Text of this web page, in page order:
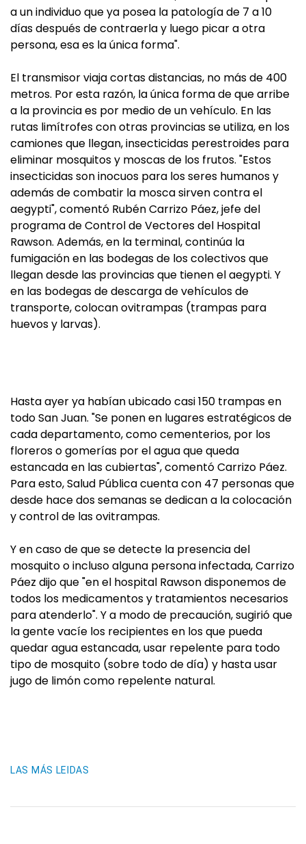
a un individuo que ya posea la patología de 7 a 10
días después de contraerla y luego picar a otra
persona, esa es la única forma".
El transmisor viaja cortas distancias, no más de 400
metros. Por esta razón, la única forma de que arribe
a la provincia es por medio de un vehículo. En las
rutas limítrofes con otras provincias se utiliza, en los
camiones que llegan, insecticidas perestroides para
eliminar mosquitos y moscas de los frutos. "Estos
insecticidas son inocuos para los seres humanos y
además de combatir la mosca sirven contra el
aegypti", comentó Rubén Carrizo Páez, jefe del
programa de Control de Vectores del Hospital
Rawson. Además, en la terminal, continúa la
fumigación en las bodegas de los colectivos que
llegan desde las provincias que tienen el aegypti. Y
en las bodegas de descarga de vehículos de
transporte, colocan ovitrampas (trampas para
huevos y larvas).
Hasta ayer ya habían ubicado casi 150 trampas en
todo San Juan. "Se ponen en lugares estratégicos de
cada departamento, como cementerios, por los
floreros o gomerías por el agua que queda
estancada en las cubiertas", comentó Carrizo Páez.
Para esto, Salud Pública cuenta con 47 personas que
desde hace dos semanas se dedican a la colocación
y control de las ovitrampas.
Y en caso de que se detecte la presencia del
mosquito o incluso alguna persona infectada, Carrizo
Páez dijo que "en el hospital Rawson disponemos de
todos los medicamentos y tratamientos necesarios
para atenderlo". Y a modo de precaución, sugirió que
la gente vacíe los recipientes en los que pueda
quedar agua estancada, usar repelente para todo
tipo de mosquito (sobre todo de día) y hasta usar
jugo de limón como repelente natural.
LAS MÁS LEIDAS